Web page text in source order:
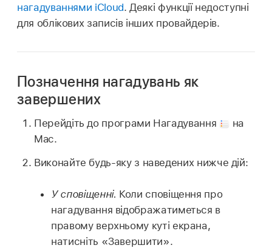
нагадуваннями iCloud. Деякі функції недоступні
для облікових записів інших провайдерів.
Позначення нагадувань як
завершених
Перейдіть до програми Нагадування
на
Mac.
Виконайте будь-яку з наведених нижче дій:
У сповіщенні. Коли сповіщення про
нагадування відображатиметься в
правому верхньому куті екрана,
натисніть «Завершити».